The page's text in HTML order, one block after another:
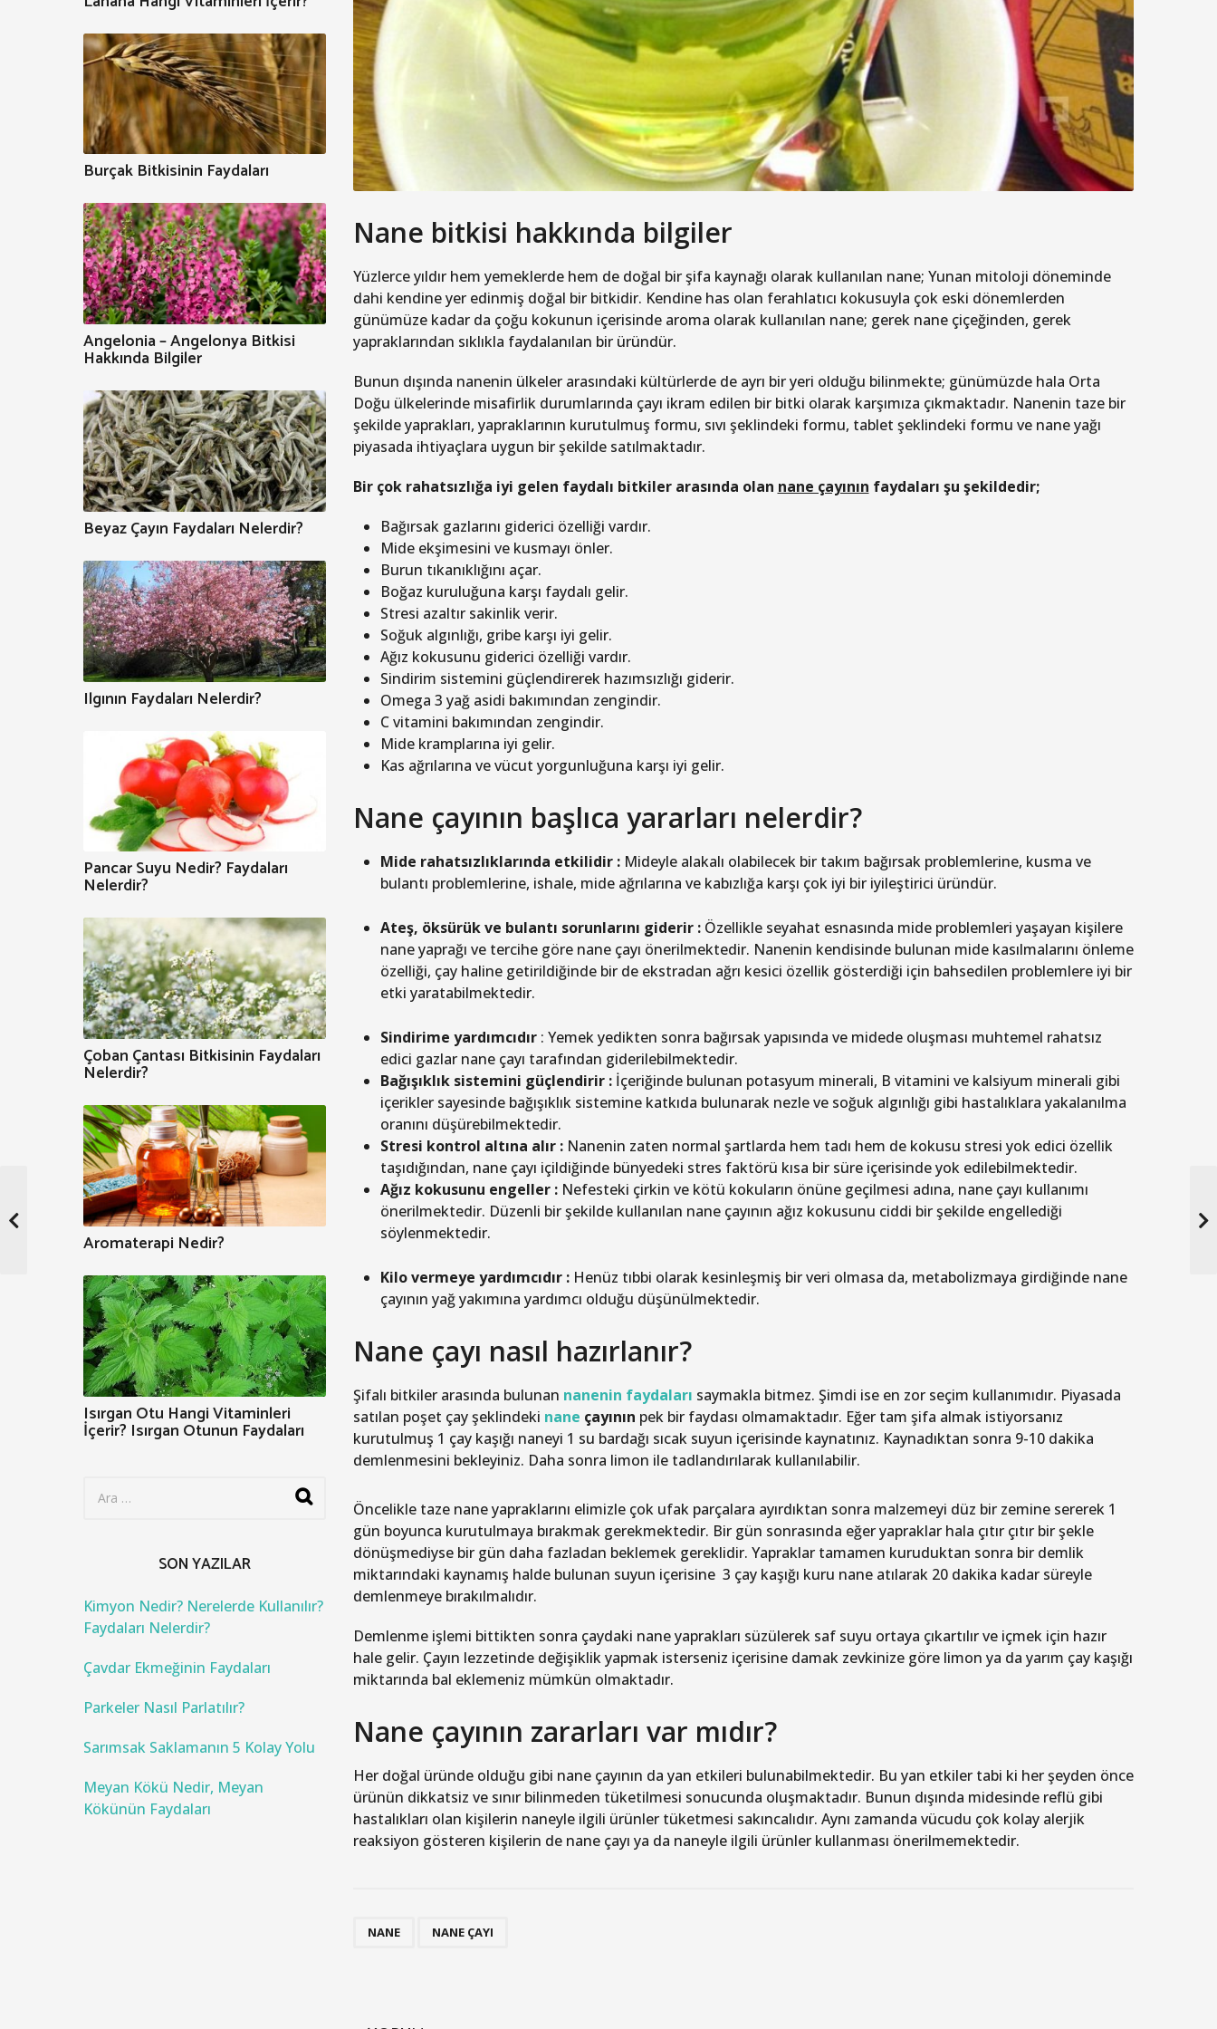
Nane bitkisi hakkında bilgiler
Yüzlerce yıldır hem yemeklerde hem de doğal bir şifa kaynağı olarak kullanılan nane; Yunan mitoloji döneminde
dahi kendine yer edinmiş doğal bir bitkidir. Kendine has olan ferahlatıcı kokusuyla çok eski dönemlerden
günümüze kadar da çoğu kokunun içerisinde aroma olarak kullanılan nane; gerek nane çiçeğinden, gerek
yapraklarından sıklıkla faydalanılan bir üründür.
Bunun dışında nanenin ülkeler arasındaki kültürlerde de ayrı bir yeri olduğu bilinmekte; günümüzde hala Orta
Doğu ülkelerinde misafirlik durumlarında çayı ikram edilen bir bitki olarak karşımıza çıkmaktadır. Nanenin taze bir
şekilde yaprakları, yapraklarının kurutulmuş formu, sıvı şeklindeki formu, tablet şeklindeki formu ve nane yağı
piyasada ihtiyaçlara uygun bir şekilde satılmaktadır.
Bir çok rahatsızlığa iyi gelen faydalı bitkiler arasında olan nane çayının faydaları şu şekildedir;
Bağırsak gazlarını giderici özelliği vardır.
Mide ekşimesini ve kusmayı önler.
Burun tıkanıklığını açar.
Boğaz kuruluğuna karşı faydalı gelir.
Stresi azaltır sakinlik verir.
Soğuk algınlığı, gribe karşı iyi gelir.
Ağız kokusunu giderici özelliği vardır.
Sindirim sistemini güçlendirerek hazımsızlığı giderir.
Omega 3 yağ asidi bakımından zengindir.
C vitamini bakımından zengindir.
Mide kramplarına iyi gelir.
Kas ağrılarına ve vücut yorgunluğuna karşı iyi gelir.
Nane çayının başlıca yararları nelerdir?
Mide rahatsızlıklarında etkilidir :Mideyle alakalı olabilecek bir takım bağırsak problemlerine, kusma ve
bulantı problemlerine, ishale, mide ağrılarına ve kabızlığa karşı çok iyi bir iyileştirici üründür.
Ateş, öksürük ve bulantı sorunlarını giderir :Özellikle seyahat esnasında mide problemleri yaşayan kişilere
nane yaprağı ve tercihe göre nane çayı önerilmektedir. Nanenin kendisinde bulunan mide kasılmalarını önleme
özelliği, çay haline getirildiğinde bir de ekstradan ağrı kesici özellik gösterdiği için bahsedilen problemlere iyi bir
etki yaratabilmektedir.
Sindirime yardımcıdır: Yemek yedikten sonra bağırsak yapısında ve midede oluşması muhtemel rahatsız
edici gazlar nane çayı tarafından giderilebilmektedir.
Bağışıklık sistemini güçlendirir :İçeriğinde bulunan potasyum minerali, B vitamini ve kalsiyum minerali gibi
içerikler sayesinde bağışıklık sistemine katkıda bulunarak nezle ve soğuk algınlığı gibi hastalıklara yakalanılma
oranını düşürebilmektedir.
Stresi kontrol altına alır :Nanenin zaten normal şartlarda hem tadı hem de kokusu stresi yok edici özellik
taşıdığından, nane çayı içildiğinde bünyedeki stres faktörü kısa bir süre içerisinde yok edilebilmektedir.
Ağız kokusunu engeller :Nefesteki çirkin ve kötü kokuların önüne geçilmesi adına, nane çayı kullanımı
önerilmektedir. Düzenli bir şekilde kullanılan nane çayının ağız kokusunu ciddi bir şekilde engellediği
söylenmektedir.
Kilo vermeye yardımcıdır :Henüz tıbbi olarak kesinleşmiş bir veri olmasa da, metabolizmaya girdiğinde nane
çayının yağ yakımına yardımcı olduğu düşünülmektedir.
Nane çayı nasıl hazırlanır?
Şifalı bitkiler arasında bulunan nanenin faydaları saymakla bitmez. Şimdi ise en zor seçim kullanımıdır. Piyasada
satılan poşet çay şeklindeki nane çayının pek bir faydası olmamaktadır. Eğer tam şifa almak istiyorsanız
kurutulmuş 1 çay kaşığı naneyi 1 su bardağı sıcak suyun içerisinde kaynatınız. Kaynadıktan sonra 9-10 dakika
demlenmesini bekleyiniz. Daha sonra limon ile tadlandırılarak kullanılabilir.
Öncelikle taze nane yapraklarını elimizle çok ufak parçalara ayırdıktan sonra malzemeyi düz bir zemine sererek 1
gün boyunca kurutulmaya bırakmak gerekmektedir. Bir gün sonrasında eğer yapraklar hala çıtır çıtır bir şekle
dönüşmediyse bir gün daha fazladan beklemek gereklidir. Yapraklar tamamen kuruduktan sonra bir demlik
miktarındaki kaynamış halde bulunan suyun içerisine 3 çay kaşığı kuru nane atılarak 20 dakika kadar süreyle
demlenmeye bırakılmalıdır.
Demlenme işlemi bittikten sonra çaydaki nane yaprakları süzülerek saf suyu ortaya çıkartılır ve içmek için hazır
hale gelir. Çayın lezzetinde değişiklik yapmak isterseniz içerisine damak zevkinize göre limon ya da yarım çay kaşığı
miktarında bal eklemeniz mümkün olmaktadır.
Nane çayının zararları var mıdır?
Her doğal üründe olduğu gibi nane çayının da yan etkileri bulunabilmektedir. Bu yan etkiler tabi ki her şeyden önce
ürünün dikkatsiz ve sınır bilinmeden tüketilmesi sonucunda oluşmaktadır. Bunun dışında midesinde reflü gibi
hastalıkları olan kişilerin naneyle ilgili ürünler tüketmesi sakıncalıdır. Aynı zamanda vücudu çok kolay alerjik
reaksiyon gösteren kişilerin de nane çayı ya da naneyle ilgili ürünler kullanması önerilmemektedir.
NANE NANE ÇAYI
Burçak Bitkisinin Faydaları
Angelonia – Angelonya Bitkisi
Hakkında Bilgiler
Beyaz Çayın Faydaları Nelerdir?
Ilgının Faydaları Nelerdir?
Pancar Suyu Nedir? Faydaları
Nelerdir?
Çoban Çantası Bitkisinin Faydaları
Nelerdir?
Aromaterapi Nedir?
Isırgan Otu Hangi Vitaminleri
İçerir? Isırgan Otunun Faydaları
o
r
SON YAZILAR
Kimyon Nedir? Nerelerde Kullanılır?
Faydaları Nelerdir?
Çavdar Ekmeğinin Faydaları
Parkeler Nasıl Parlatılır?
Sarımsak Saklamanın 5 Kolay Yolu
Meyan Kökü Nedir, Meyan
Kökünün Faydaları